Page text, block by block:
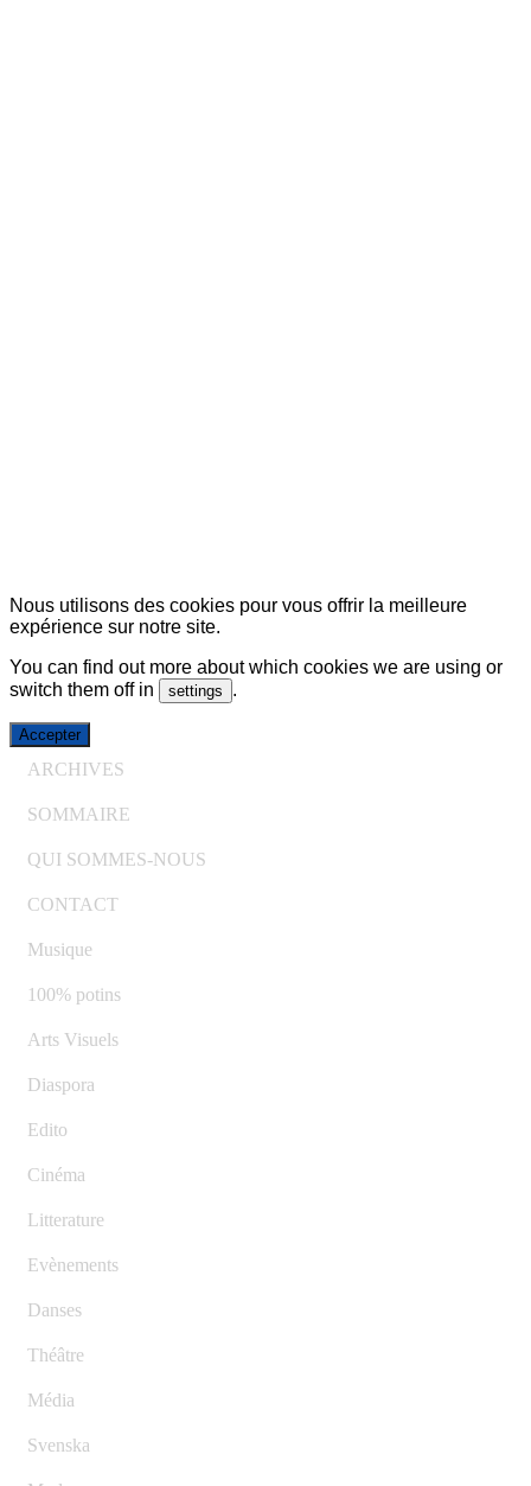
Nous utilisons des cookies pour vous offrir la meilleure
expérience sur notre site.
You can find out more about which cookies we are using or
switch them off in
settings .
Accepter
ARCHIVES
SOMMAIRE
QUI SOMMES-NOUS
CONTACT
Musique
100% potins
Arts Visuels
Diaspora
Edito
Cinéma
Litterature
Evènements
Danses
Théâtre
Média
Svenska